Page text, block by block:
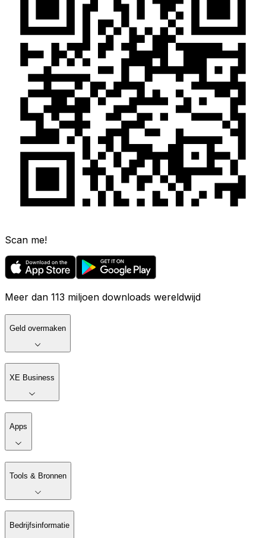
Scan me!
Meer dan 113 miljoen downloads wereldwijd
Geld overmaken
XE Business
Apps
Tools & Bronnen
Bedrijfsinformatie